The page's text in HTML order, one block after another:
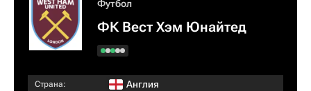
Футбол
ФК Вест Хэм Юнайтед
Страна: Англия